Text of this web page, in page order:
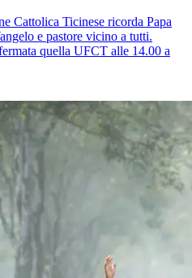
Cattolica Ticinese ricorda Papa
e pastore vicino a tutti.
quella UFCT alle 14.00 a